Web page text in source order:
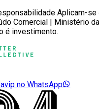
Aplicam-se
Comercial | Ministério
é investimento.
no WhatsApp